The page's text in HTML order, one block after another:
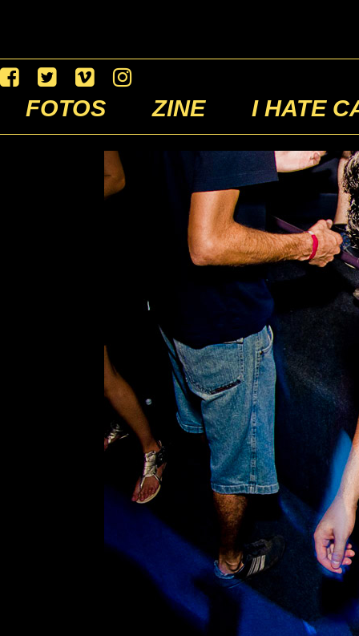
FOTOS ZINE I HATE